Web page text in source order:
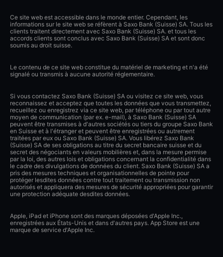
Ce site web est accessible dans le monde entier. Cependant, les
informations sur le site web se réfèrent à Saxo Bank (Suisse) SA. Tous les
clients traitent directement avec Saxo Bank (Suisse) SA. et tous les
accords clients sont conclus avec Saxo Bank (Suisse) SA et sont donc
soumis au droit suisse.
Le contenu de ce site web constitue du matériel de marketing et n'a été
signalé ou transmis à aucune autorité réglementaire.
Si vous contactez Saxo Bank (Suisse) SA ou visitez ce site web, vous
reconnaissez et acceptez que toutes les données que vous transmettez,
recueillez ou enregistrez via ce site web, par téléphone ou par tout autre
moyen de communication (par ex. e-mail), à Saxo Bank (Suisse) SA
peuvent être transmises à d'autres sociétés ou tiers du groupe Saxo Bank
en Suisse et à l'étranger et peuvent être enregistrées ou autrement
traitées par eux ou Saxo Bank (Suisse) SA. Vous libérez Saxo Bank
(Suisse) SA de ses obligations au titre du secret bancaire suisse et du
secret des négociants en valeurs mobilières et, dans la mesure permise
par la loi, des autres lois et obligations concernant la confidentialité dans
le cadre des divulgations de données du client. Saxo Bank (Suisse) SA a
pris des mesures techniques et organisationnelles de pointe pour
protéger lesdites données contre tout traitement ou transmission non
autorisés et appliquera des mesures de sécurité appropriées pour garantir
une protection adéquate desdites données.
Apple, iPad et iPhone sont des marques déposées d'Apple Inc.,
enregistrées aux États-Unis et dans d'autres pays. App Store est une
marque de service d'Apple Inc.